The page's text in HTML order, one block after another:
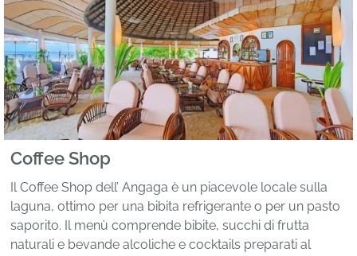
Coffee Shop
Il Coffee Shop dell’ Angaga è un piacevole locale sulla
laguna, ottimo per una bibita refrigerante o per un pasto
saporito. Il menù comprende bibite, succhi di frutta
naturali e bevande alcoliche e cocktails preparati al